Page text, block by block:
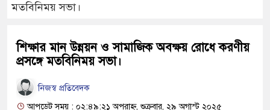
মতবিনিময় সভা।
শিক্ষার মান উন্নয়ন ও সামাজিক অবক্ষয় রোধে করণীয়
প্রসঙ্গে মতবিনিময় সভা।
নিজস্ব প্রতিবেদক
আপডেট সময় : ০২:৪৯:২১ অপরাহ্ন, শুক্রবার, ২৯ অগাস্ট ২০২৫